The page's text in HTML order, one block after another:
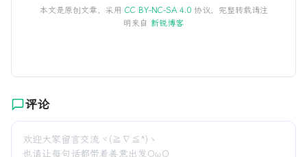
本文是原创文章，采用 CC BY-NC-SA 4.0协议，完整转载请注
明来自 新锐博客
评论